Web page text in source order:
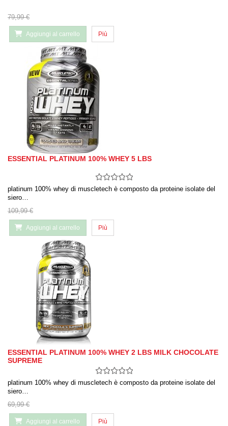
79,99 €
Aggiungi al carrello Più
ESSENTIAL PLATINUM 100% WHEY 5 LBS
platinum 100% whey di muscletech è composto da proteine ​​isolate del
siero…
109,99 €
Aggiungi al carrello Più
ESSENTIAL PLATINUM 100% WHEY 2 LBS MILK CHOCOLATE
SUPREME
platinum 100% whey di muscletech è composto da proteine ​​isolate del
siero…
69,99 €
Aggiungi al carrello Più